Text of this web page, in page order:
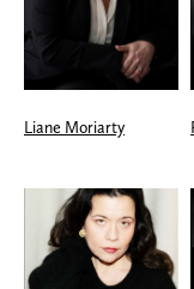
Liane Moriarty